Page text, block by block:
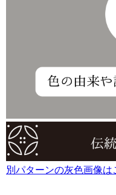
別パターンの灰色画像は